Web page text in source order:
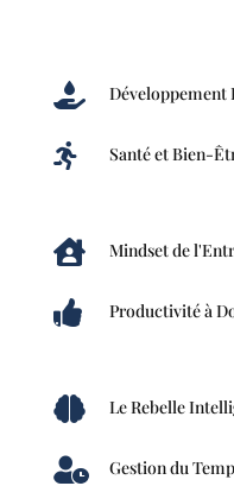
 Développement
 Santé et Bien-
 Mindset de
 Productivité à
 Le Rebelle
 Gestion du